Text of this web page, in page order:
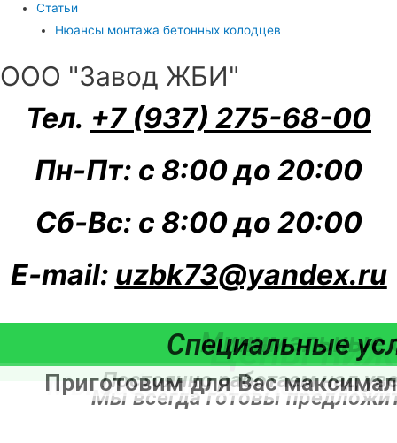
Статьи
Нюансы монтажа бетонных колодцев
ООО "Завод ЖБИ"
Тел. +7 (937) 275-68-00
Пн-Пт: с 8:00 до 20:00
Сб-Вс: с 8:00 до 20:00
E-mail: uzbk73@yandex.ru
Мы заботимся о наших
Цены
Мы всегда готовы
Минимальные
Постоянно работаем над
Специальные
Приготовим для Вас